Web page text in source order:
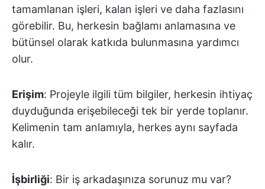
tamamlanan işleri, kalan işleri ve daha fazlasını
görebilir. Bu, herkesin bağlamı anlamasına ve
bütünsel olarak katkıda bulunmasına yardımcı
olur.
Erişim: Projeyle ilgili tüm bilgiler, herkesin ihtiyaç
duyduğunda erişebileceği tek bir yerde toplanır.
Kelimenin tam anlamıyla, herkes aynı sayfada
kalır.
İşbirliği: Bir iş arkadaşınıza sorunuz mu var?